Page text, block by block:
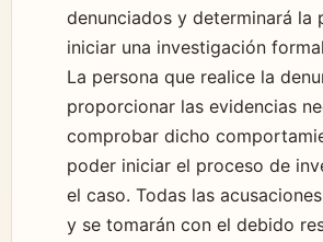
denunciados y determinará la
iniciar una investigación
La persona que realice la
proporcionar las evidencias
comprobar dicho
poder iniciar el proceso de
el caso. Todas las
y se tomarán con el debido